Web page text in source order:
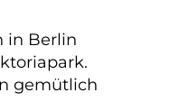
in Berlin
gemütlich